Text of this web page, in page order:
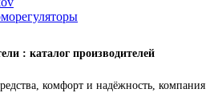
: каталог производителей
комфорт и надёжность, компания